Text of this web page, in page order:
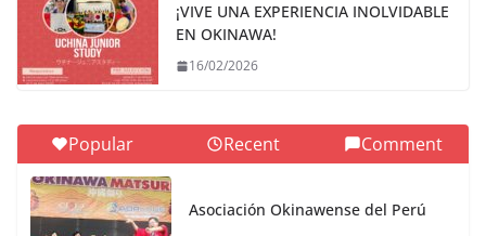
¡VIVE UNA EXPERIENCIA INOLVIDABLE
EN OKINAWA!
16/02/2026
Popular Recent Comment
Asociación Okinawense del Perú